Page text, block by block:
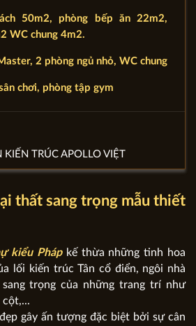
50m2, phòng bếp ăn 22m2,
WC chung 4m2.
2 phòng ngủ nhỏ, WC chung
chơi, phòng tập gym
KIẾN TRÚC APOLLO VIỆT
thất sang trọng mẫu thiết
kiểu Pháp kế thừa những tinh hoa
lối kiến trúc Tân cổ điển, ngôi nhà
trọng của những trang trí như
cột,...
gây ấn tượng đặc biệt bởi sự cân